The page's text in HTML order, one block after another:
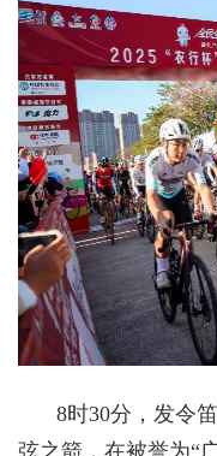
8时30分，发令